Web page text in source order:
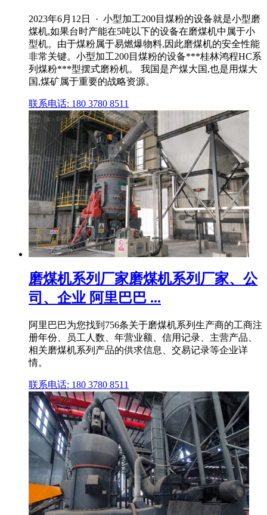
2023年6月12日 · 小型加工200目煤粉的设备就是小型磨
煤机,如果台时产能在5吨以下的设备在磨煤机中属于小
型机。由于煤粉属于易燃爆物料,因此磨煤机的安全性能
非常关键。小型加工200目煤粉的设备***桂林鸿程HC系
列煤粉***型摆式磨粉机。 我国是产煤大国,也是用煤大
国,煤矿属于重要的战略资源。
联系电话: 180 3780 8511
磨煤机系列厂家磨煤机系列厂家、公
司、企业 阿里巴巴 ...
阿里巴巴为您找到756条关于磨煤机系列生产商的工商注
册年份、员工人数、年营业额、信用记录、主营产品、
相关磨煤机系列产品的供求信息、交易记录等企业详
情。
联系电话: 180 3780 8511